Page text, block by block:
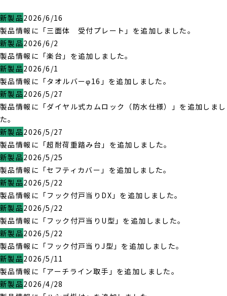
新製品2026/6/16
製品情報に「三面体 受付プレート」を追加しました。
新製品2026/6/2
製品情報に「楽台」を追加しました。
新製品2026/6/1
製品情報に「タオルバーφ16」を追加しました。
新製品2026/5/27
製品情報に「ダイヤル式カムロック（防水仕様）」を追加しまし
た。
新製品2026/5/27
製品情報に「超耐荷重踏み台」を追加しました。
新製品2026/5/25
製品情報に「セフティカバー」を追加しました。
新製品2026/5/22
製品情報に「フック付戸当りDX」を追加しました。
新製品2026/5/22
製品情報に「フック付戸当りU型」を追加しました。
新製品2026/5/22
製品情報に「フック付戸当りJ型」を追加しました。
新製品2026/5/11
製品情報に「アーチライン取手」を追加しました。
新製品2026/4/28